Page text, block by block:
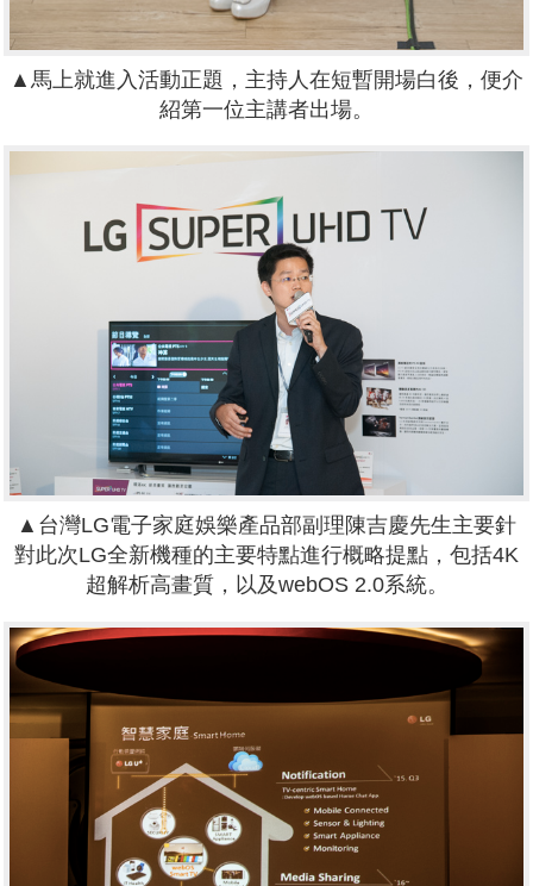
▲馬上就進入活動正題，主持人在短暫開場白後，便介
紹第一位主講者出場。
▲台灣LG電子家庭娛樂產品部副理陳吉慶先生主要針
對此次LG全新機種的主要特點進行概略提點，包括4K
超解析高畫質，以及webOS 2.0系統。